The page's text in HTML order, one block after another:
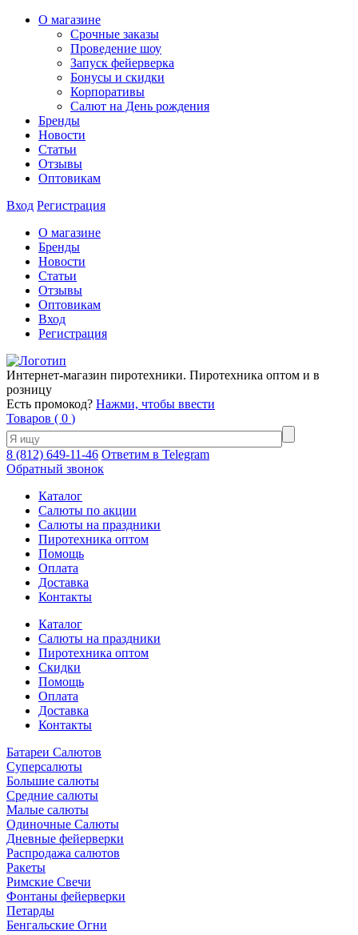
О магазине
Срочные заказы
Проведение шоу
Запуск фейерверка
Бонусы и скидки
Корпоративы
Салют на День рождения
Бренды
Новости
Статьи
Отзывы
Оптовикам
Вход Регистрация
О магазине
Бренды
Новости
Статьи
Отзывы
Оптовикам
Вход
Регистрация
Интернет-магазин пиротехники. Пиротехника оптом и в
розницу
Есть промокод? Нажми, чтобы ввести
Товаров ( 0 )
8 (812) 649-11-46 Ответим в Telegram
Обратный звонок
Каталог
Салюты по акции
Салюты на праздники
Пиротехника оптом
Помощь
Оплата
Доставка
Контакты
Каталог
Салюты на праздники
Пиротехника оптом
Скидки
Помощь
Оплата
Доставка
Контакты
Батареи Салютов
Суперсалюты
Большие салюты
Средние салюты
Малые салюты
Одиночные Салюты
Дневные фейерверки
Распродажа салютов
Ракеты
Римские Свечи
Фонтаны фейерверки
Петарды
Бенгальские Огни